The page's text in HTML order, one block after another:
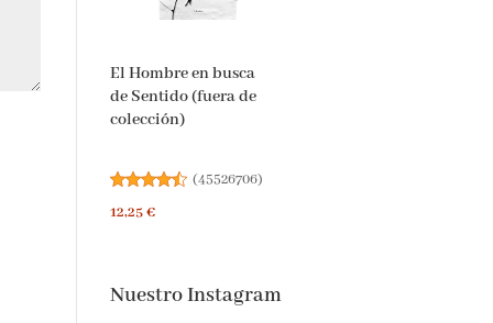
El Hombre en busca
de Sentido (fuera de
colección)
( 45526706)
12,25 €
Nuestro Instagram